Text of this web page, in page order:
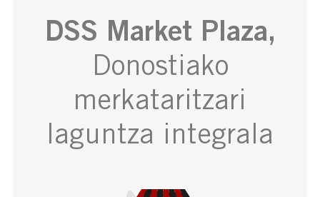
DSS Market Plaza,
Donostiako
merkataritzari
laguntza integrala